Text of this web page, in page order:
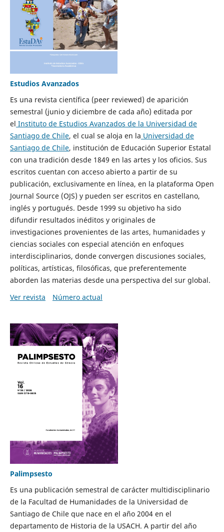
Estudios Avanzados
Es una revista científica (peer reviewed) de aparición
semestral (junio y diciembre de cada año) editada por
el Instituto de Estudios Avanzados de la Universidad de
Santiago de Chile, el cual se aloja en la Universidad de
Santiago de Chile, institución de Educación Superior Estatal
con una tradición desde 1849 en las artes y los oficios. Sus
escritos cuentan con acceso abierto a partir de su
publicación, exclusivamente en línea, en la plataforma Open
Journal Source (OJS) y pueden ser escritos en castellano,
inglés y portugués. Desde 1999 su objetivo ha sido
difundir resultados inéditos y originales de
investigaciones provenientes de las artes, humanidades y
ciencias sociales con especial atención en enfoques
interdisciplinarios, donde convergen discusiones sociales,
políticas, artísticas, filosóficas, que preferentemente
aborden las materias desde una perspectiva del sur global.
Ver revista
Número actual
Palimpsesto
Es una publicación semestral de carácter multidisciplinario
de la Facultad de Humanidades de la Universidad de
Santiago de Chile que nace en el año 2004 en el
departamento de Historia de la USACH. A partir del año